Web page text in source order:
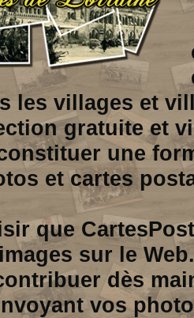
les villages et
gratuite et
une
et cartes
que
sur le Web.
dès
vos